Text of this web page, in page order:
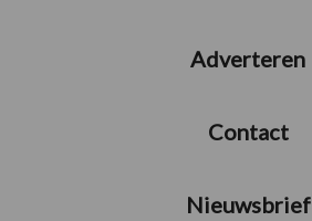
Adverteren
Contact
Nieuwsbrief